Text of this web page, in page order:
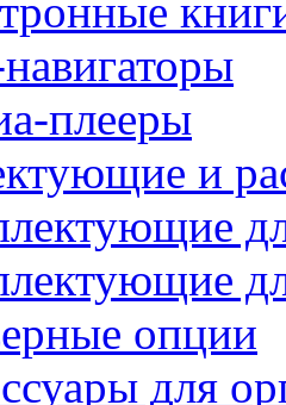
плееры
и
опции
для